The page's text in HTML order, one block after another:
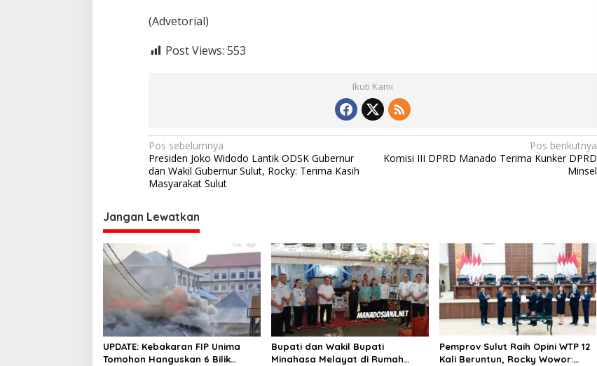
(Advetorial)
Post Views: 553
Ikuti Kami
N
a
v
i
g
a
s
i
p
o
s
Pos sebelumnya
Presiden Joko Widodo Lantik ODSK Gubernur
dan Wakil Gubernur Sulut, Rocky: Terima Kasih
Masyarakat Sulut
Pos berikutnya
Komisi III DPRD Manado Terima Kunker DPRD
Minsel
Jangan Lewatkan
UPDATE: Kebakaran FIP Unima
Tomohon Hanguskan 6 Bilik
Bupati dan Wakil Bupati
Minahasa Melayat di Rumah
Pemprov Sulut Raih Opini WTP 12
Kali Beruntun, Rocky Wowor: